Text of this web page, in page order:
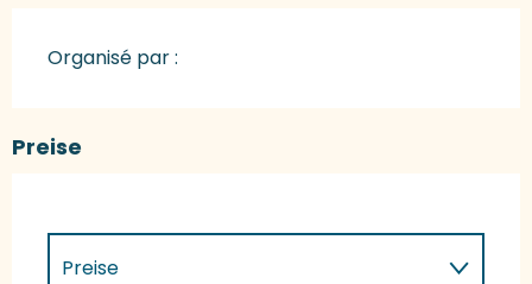
Organisé par :
Preise
Preise